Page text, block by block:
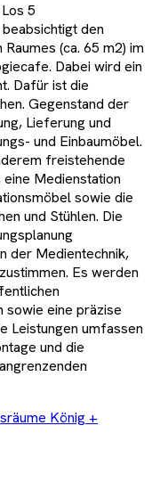
5
den
(ca. 65 m2) im
Dabei wird ein
Dafür ist die
Gegenstand der
Lieferung und
und Einbaumöbel.
freistehende
Medienstation
sowie die
und Stühlen. Die
der Medientechnik,
Es werden
sowie eine präzise
Leistungen umfassen
und die
König +